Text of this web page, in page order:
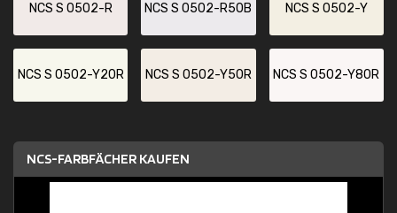
NCS S 0502-R NCS S 0502-R50B NCS S 0502-Y
NCS S 0502-Y20R NCS S 0502-Y50R NCS S 0502-Y80R
NCS-FARBFÄCHER KAUFEN